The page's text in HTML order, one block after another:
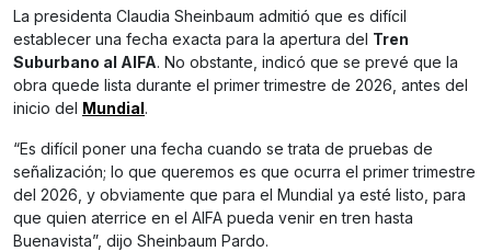
La presidenta Claudia Sheinbaum admitió que es difícil
establecer una fecha exacta para la apertura del Tren
Suburbano al AIFA. No obstante, indicó que se prevé que la
obra quede lista durante el primer trimestre de 2026, antes del
inicio del Mundial.
“Es difícil poner una fecha cuando se trata de pruebas de
señalización; lo que queremos es que ocurra el primer trimestre
del 2026, y obviamente que para el Mundial ya esté listo, para
que quien aterrice en el AIFA pueda venir en tren hasta
Buenavista”, dijo Sheinbaum Pardo.